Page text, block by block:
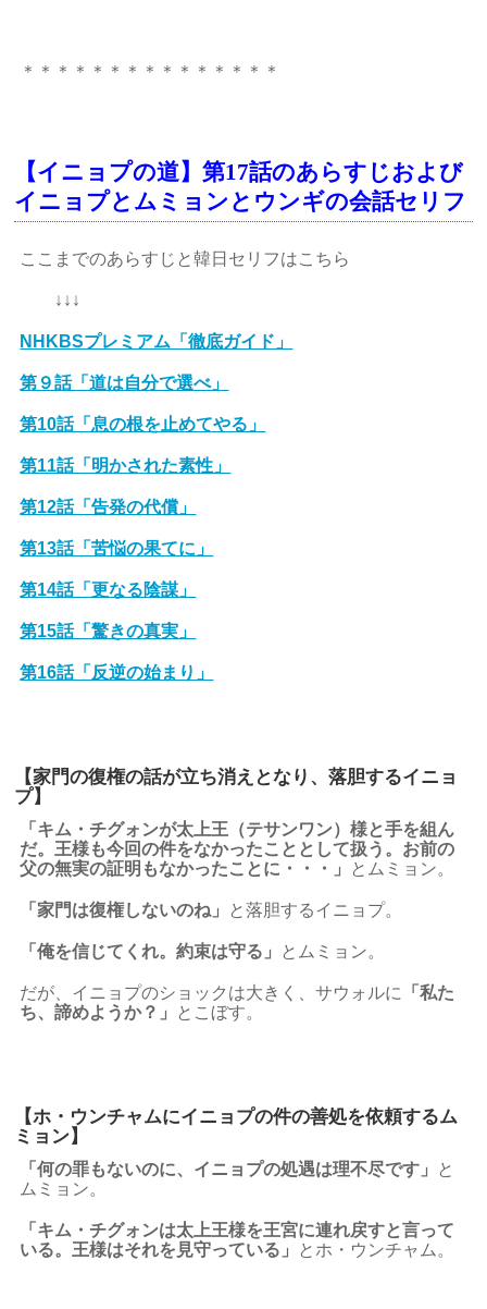
＊＊＊＊＊＊＊＊＊＊＊＊＊＊＊
【イニョプの道】第17話のあらすじおよび
イニョプとムミョンとウンギの会話セリフ
ここまでのあらすじと韓日セリフはこちら
↓↓↓
NHKBSプレミアム「徹底ガイド」
第９話「道は自分で選べ」
第10話「息の根を止めてやる」
第11話「明かされた素性」
第12話「告発の代償」
第13話「苦悩の果てに」
第14話「更なる陰謀」
第15話「驚きの真実」
第16話「反逆の始まり」
【家門の復権の話が立ち消えとなり、落胆するイニョ
プ】
「キム・チグォンが太上王（テサンワン）様と手を組ん
だ。王様も今回の件をなかったこととして扱う。お前の
父の無実の証明もなかったことに・・・」
とムミョン。
「家門は復権しないのね」 と落胆するイニョプ。
「俺を信じてくれ。約束は守る」 とムミョン。
だが、イニョプのショックは大きく、サウォルに
「私た
ち、諦めようか？」
とこぼす。
【ホ・ウンチャムにイニョプの件の善処を依頼するム
ミョン】
「何の罪もないのに、イニョプの処遇は理不尽です」
と
ムミョン。
「キム・チグォンは太上王様を王宮に連れ戻すと言って
いる。王様はそれを見守っている」
とホ・ウンチャム。